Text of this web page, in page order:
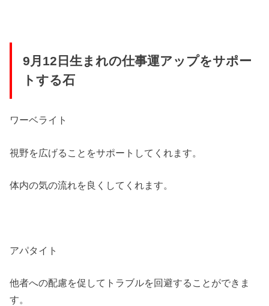
9月12日生まれの仕事運アップをサポー
トする石
ワーベライト
視野を広げることをサポートしてくれます。
体内の気の流れを良くしてくれます。
アパタイト
他者への配慮を促してトラブルを回避することができま
す。